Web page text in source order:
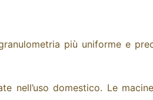
più uniforme e
nell’uso domestico. Le